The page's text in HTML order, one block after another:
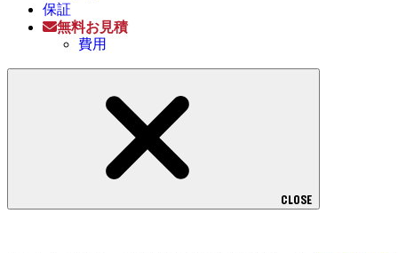
保証
無料お見積
費用
CLOSE